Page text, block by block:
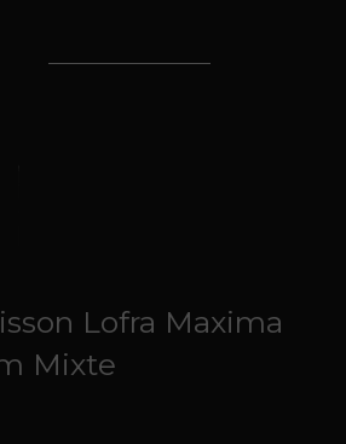
Lofra Maxima
Mixte